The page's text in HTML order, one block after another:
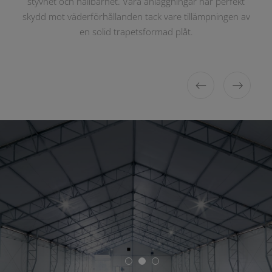
säsongsmässigt, men också som ett året runt tält.
skydd mot väderförhållanden tack vare tillämpningen av
en solid trapetsformad plåt.
industriella ytor.